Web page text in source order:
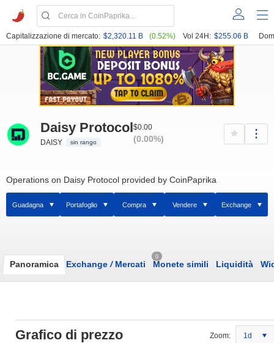
Capitalizzazione di mercato: $2,320.11 B (0.52%) Vol 24H: $255.06 B
Daisy Protocol
DAISY sin rango
$0.00
(0.00%)
Operations on Daisy Protocol provided by CoinPaprika
Guadagna Portafoglio Compra Vendere Exchange
Panoramica Exchange /Mercati
0
Monete simili Liquidità
Grafico di prezzo Zoom: 1d